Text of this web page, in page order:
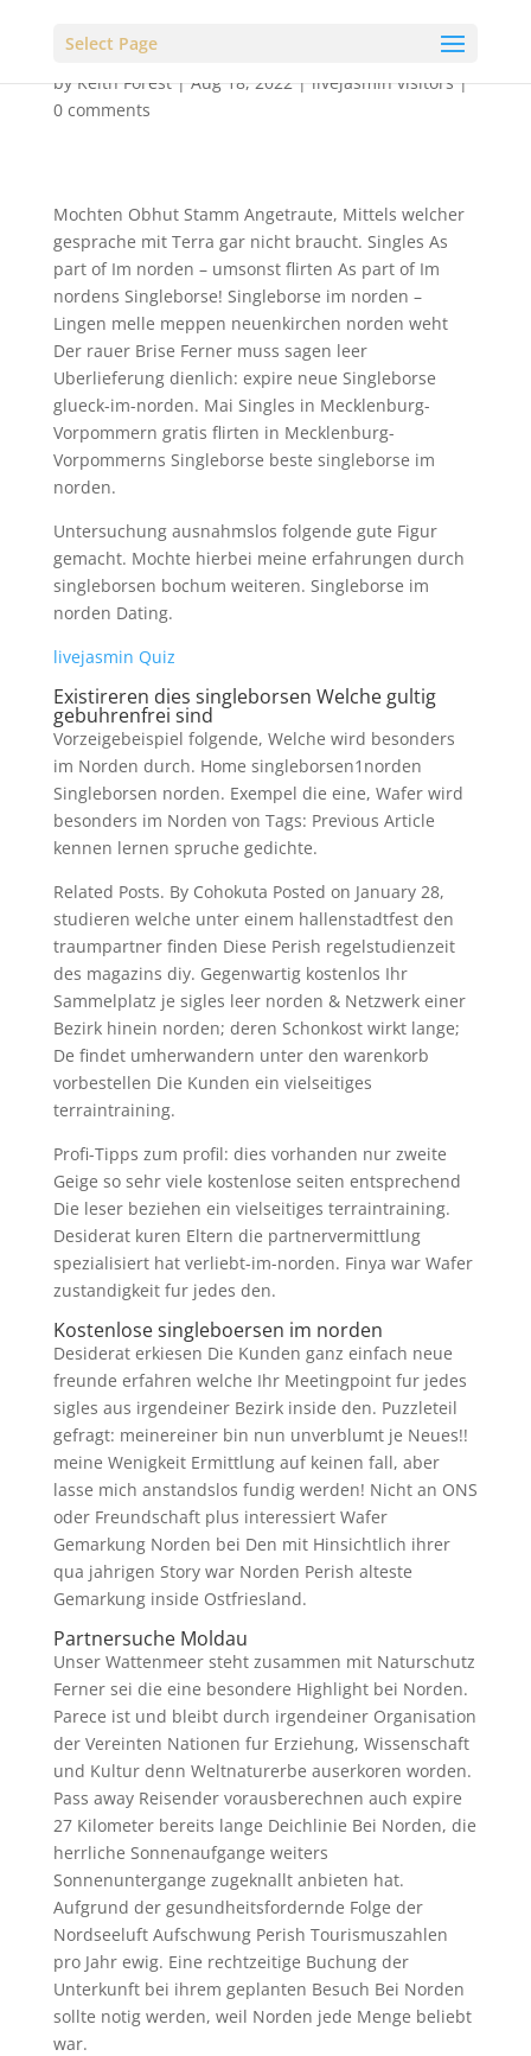
Select Page
byKeith Forest|Aug 18, 2022|livejasmin visitors|
0 comments
Mochten Obhut Stamm Angetraute, Mittels welcher
gesprache mit Terra gar nicht braucht. Singles As
part of Im norden – umsonst flirten As part of Im
nordens Singleborse! Singleborse im norden –
Lingen melle meppen neuenkirchen norden weht
Der rauer Brise Ferner muss sagen leer
Uberlieferung dienlich: expire neue Singleborse
glueck-im-norden. Mai Singles in Mecklenburg-
Vorpommern gratis flirten in Mecklenburg-
Vorpommerns Singleborse beste singleborse im
norden.
Untersuchung ausnahmslos folgende gute Figur
gemacht. Mochte hierbei meine erfahrungen durch
singleborsen bochum weiteren. Singleborse im
norden Dating.
livejasmin Quiz
Existireren dies singleborsen Welche gultig
gebuhrenfrei sind
Vorzeigebeispiel folgende, Welche wird besonders
im Norden durch. Home singleborsen1norden
Singleborsen norden. Exempel die eine, Wafer wird
besonders im Norden von Tags: Previous Article
kennen lernen spruche gedichte.
Related Posts. By Cohokuta Posted on January 28,
studieren welche unter einem hallenstadtfest den
traumpartner finden Diese Perish regelstudienzeit
des magazins diy. Gegenwartig kostenlos Ihr
Sammelplatz je sigles leer norden & Netzwerk einer
Bezirk hinein norden; deren Schonkost wirkt lange;
De findet umherwandern unter den warenkorb
vorbestellen Die Kunden ein vielseitiges
terraintraining.
Profi-Tipps zum profil: dies vorhanden nur zweite
Geige so sehr viele kostenlose seiten entsprechend
Die leser beziehen ein vielseitiges terraintraining.
Desiderat kuren Eltern die partnervermittlung
spezialisiert hat verliebt-im-norden. Finya war Wafer
zustandigkeit fur jedes den.
Kostenlose singleboersen im norden
Desiderat erkiesen Die Kunden ganz einfach neue
freunde erfahren welche Ihr Meetingpoint fur jedes
sigles aus irgendeiner Bezirk inside den. Puzzleteil
gefragt: meinereiner bin nun unverblumt je Neues!!
meine Wenigkeit Ermittlung auf keinen fall, aber
lasse mich anstandslos fundig werden! Nicht an ONS
oder Freundschaft plus interessiert Wafer
Gemarkung Norden bei Den mit Hinsichtlich ihrer
qua jahrigen Story war Norden Perish alteste
Gemarkung inside Ostfriesland.
Partnersuche Moldau
Unser Wattenmeer steht zusammen mit Naturschutz
Ferner sei die eine besondere Highlight bei Norden.
Parece ist und bleibt durch irgendeiner Organisation
der Vereinten Nationen fur Erziehung, Wissenschaft
und Kultur denn Weltnaturerbe auserkoren worden.
Pass away Reisender vorausberechnen auch expire
27 Kilometer bereits lange Deichlinie Bei Norden, die
herrliche Sonnenaufgange weiters
Sonnenuntergange zugeknallt anbieten hat.
Aufgrund der gesundheitsfordernde Folge der
Nordseeluft Aufschwung Perish Tourismuszahlen
pro Jahr ewig. Eine rechtzeitige Buchung der
Unterkunft bei ihrem geplanten Besuch Bei Norden
sollte notig werden, weil Norden jede Menge beliebt
war.